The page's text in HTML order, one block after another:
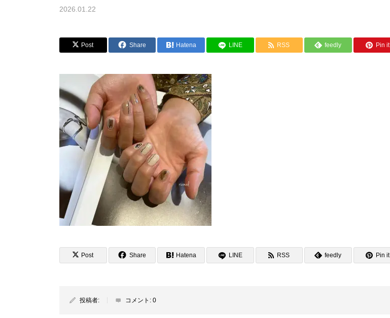
2026.01.22
Post Share Hatena LINE RSS feedly Pin it
Post Share Hatena LINE RSS feedly Pin it
投稿者: コメント: 0